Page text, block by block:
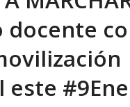
docente
este #9Ene